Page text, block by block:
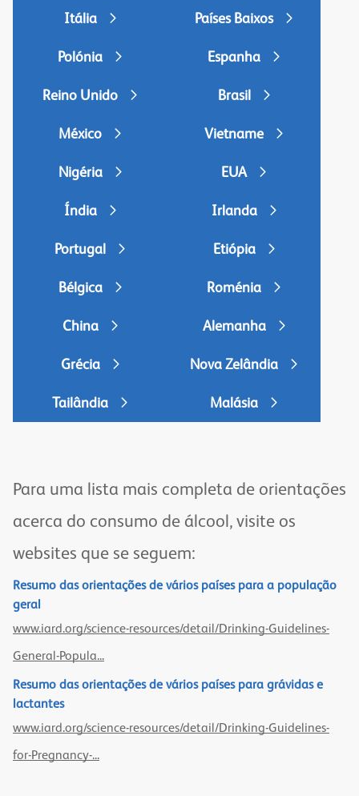
Itália Países Baixos
Polónia Espanha
Reino Unido Brasil
México Vietname
Nigéria EUA
Índia Irlanda
Portugal Etiópia
Bélgica Roménia
China Alemanha
Grécia Nova Zelândia
Tailândia Malásia
Para uma lista mais completa de orientações
acerca do consumo de álcool, visite os
websites que se seguem:
Resumo das orientações de vários países para a população
geral
www.iard.org/science-resources/detail/Drinking-Guidelines-
General-Popula...
Resumo das orientações de vários países para grávidas e
lactantes
www.iard.org/science-resources/detail/Drinking-Guidelines-
for-Pregnancy-...